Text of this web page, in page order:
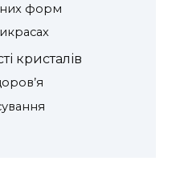
форм
кристалів